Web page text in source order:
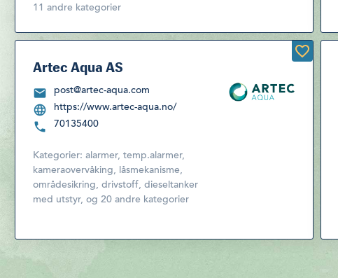
11 andre kategorier
Artec Aqua AS
post@artec-aqua.com
https://www.artec-aqua.no/
70135400
Kategorier: alarmer, temp.alarmer,
kameraovervåking, låsmekanisme,
områdesikring, drivstoff, dieseltanker
med utstyr, og 20 andre kategorier